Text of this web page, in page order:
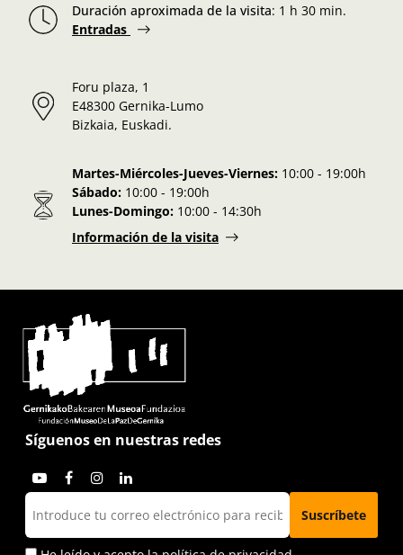
Duración aproximada de la visita: 1 h 30 min.
Entradas
Foru plaza, 1
E48300 Gernika-Lumo
Bizkaia, Euskadi.
Martes-Miércoles-Jueves-Viernes: 10:00 - 19:00h
Sábado: 10:00 - 19:00h
Lunes-Domingo: 10:00 - 14:30h
Información de la visita
Síguenos en nuestras redes